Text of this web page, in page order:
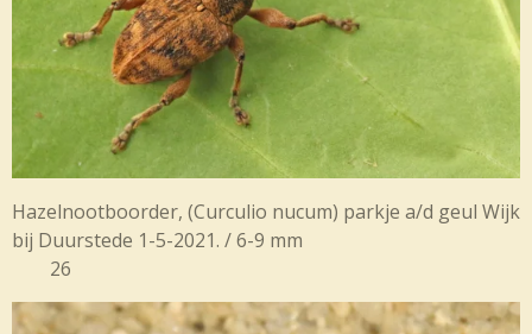
Hazelnootboorder, (Curculio nucum) parkje a/d geul Wijk
bij Duurstede 1-5-2021. / 6-9 mm
26